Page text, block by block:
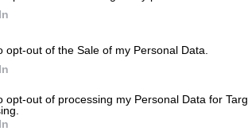
opt-out of the Sale of my Personal Data.
opt-out of processing my Personal Data for
Σινεμά|27.08.2025 21:37
Μπράντλεϊ Κούπερ θα